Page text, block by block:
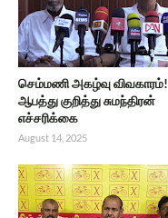
செம்மணி அகழ்வு விவகாரம்!
ஆபத்து குறித்து சுமந்திரன்
எச்சரிக்கை
August 14, 2025